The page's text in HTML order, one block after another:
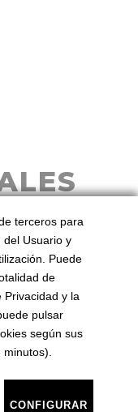
Desde 2010
BeezHotels
Aviso Legal·Cookies
terceros para
del Usuario y
Puede
de
Privacidad y la
pulsar
según sus
CONFIGURAR